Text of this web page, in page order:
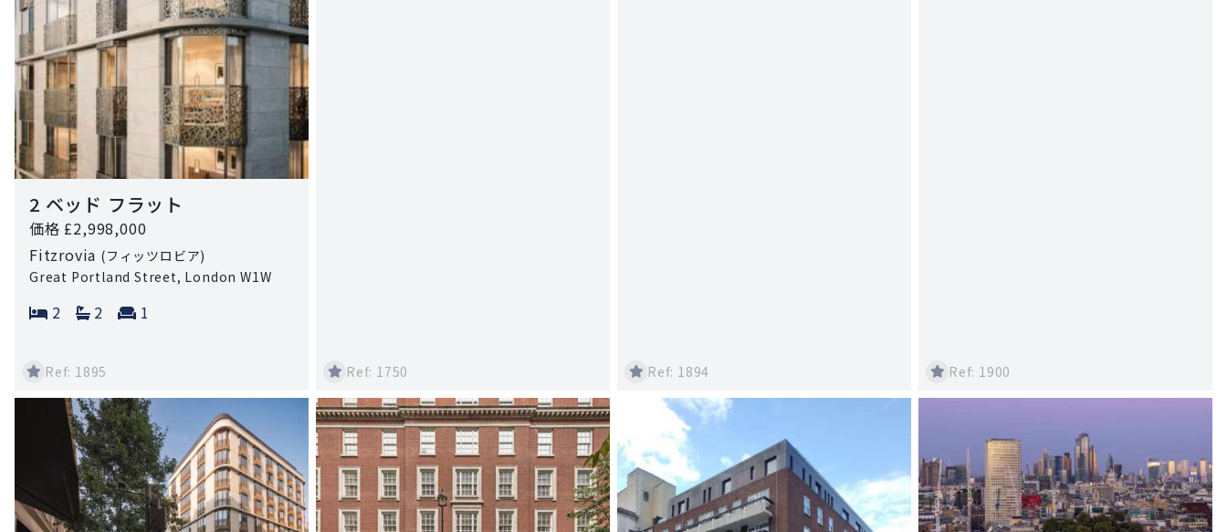
2 ベッド フラット
価格 £2,998,000
Fitzrovia (フィッツロビア)
Great Portland Street, London W1W
Bedrooms:
2 Bathrooms:
2 Reception rooms:
1
Ref: 1895 Ref: 1750 Ref: 1894 Ref: 1900